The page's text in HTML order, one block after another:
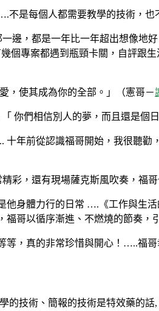
是每個人都需要教學的技術，
邊，都是一年比一年超出想像
個專案都遇到瓶頸卡關，自評
，使其成為你的全部。」（憲哥－
你們相信別人的夢，而且還是個
十年前從認識福哥開始，我很聽
彩，還有現場薩克斯風吹奏，福
他身體力行的日常 ….《工作與生
哥以循序漸進、不燃燒的節奏，
，真的非常珍惜與開心！…..福
技術、簡報的技術是特效藥的